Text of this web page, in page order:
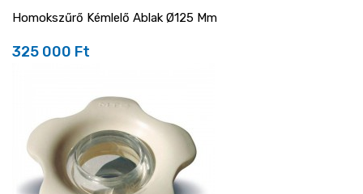
Homokszűrő Kémlelő Ablak Ø125 Mm
Ár
325 000 Ft